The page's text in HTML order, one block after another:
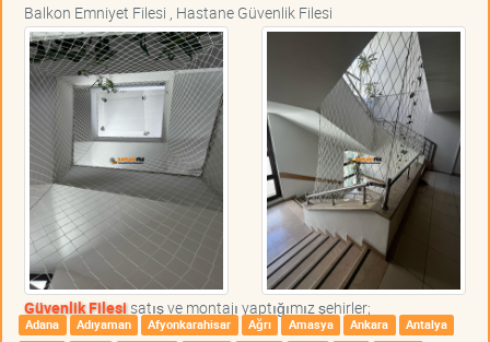
Balkon Emniyet Filesi , Hastane Güvenlik Filesi
Güvenlik Filesisatış ve montajı yaptığımız şehirler;
Adana Adıyaman Afyonkarahisar Ağrı Amasya Ankara
Antalya